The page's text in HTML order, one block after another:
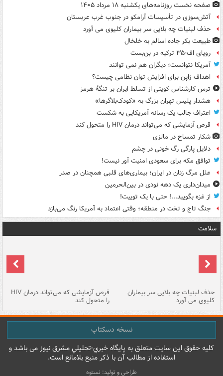
صفحه نخست روزنامه‌های یکشنبه ۱۸ مرداد ۱۴۰۵
آتش‌سوزی در تأسیسات آرامکو در جنوب غرب عربستان
حذف لبنیات چه بلایی سر بیماران کلیوی می آورد
طبیعت بکر جاده اسالم به خلخال
رویای اف-۳۵ ترکیه در بن‌بست
آمریکا نتوانست؛ دیگران هم نمی توانند
اهداف ژاپن برای افزایش توان نظامی چیست؟
ترس کارشناس کویتی از تسلط ایران بر تنگۀ هرمز
هشدار پلیس تهران بزرگ به «کودک‌بلاگرها»
اعتراف جالب یک رسانه آمریکایی به شکست
قرص آزمایشی که می‌تواند درمان HIV را متحول کند
شکار تمساح در مالزی
دلایل پارگی رگ خونی در چشم
توافق مکه برای سعودی امنیت آور نیست!
علل مرگ زنان در ایران؛ بیماری‌های قلبی همچنان در صدر
میدان‌داری یک دهه نودی در بین‌الحرمین
از غزه بگویید...! حتی با یک توییت!
جنگ تاج و تخت در منطقه؛ وقتی اعتماد به آمریکا رنگ می‌بازد
سلامت
حذف لبنیات چه بلایی سر بیماران
کلیوی می آورد
قرص آزمایشی که می‌تواند درمان HIV
را متحول کند
نسخه دسکتاپ
کليه حقوق اين سايت متعلق به پایگاه خبري-تحليلي مشرق نيوز می باشد و
استفاده از مطالب آن با ذکر منبع بلامانع است.
طراحی و تولید: نستوه